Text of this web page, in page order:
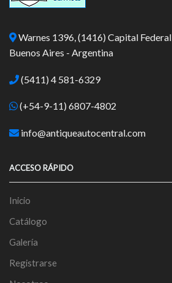
Warnes 1396, (1416) Capital Federal
Buenos Aires - Argentina
(5411) 4 581-6329
(+54-9-11) 6807-4802
info@antiqueautocentral.com
ACCESO RÁPIDO
Inicio
Catálogo
Galería
Registrarse